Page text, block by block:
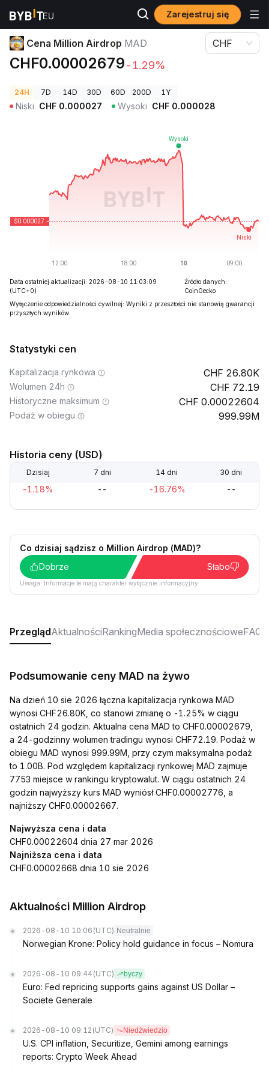
Zarejestruj się
Ceny kryptowalut Cena Million Airdrop MAD
Cena Million Airdrop MAD
CHF0.00002679-1.29%
CHF
24H 7D 14D 30D 60D 200D 1Y
Niski CHF 0.000027 Wysoki CHF 0.000028
Data ostatniej aktualizacji: 2026-08-10 11:03:09
(UTC+0)
Źródło danych:
CoinGecko
Wyłączenie odpowiedzialności cywilnej: Wyniki z przeszłości nie stanowią gwarancji
przyszłych wyników.
Statystyki cen
Kapitalizacja rynkowa 26.80K
Wolumen 24h 72.19
Historyczne maksimum 0.00022604
Podaż w obiegu 999.99M
Historia ceny (USD)
Dzisiaj 7 dni 14 dni 30 dni
-1.18% -- -16.76% --
Co dzisiaj sądzisz o Million Airdrop (MAD)?
Dobrze
Słabo
Uwaga: Informacje te mają charakter wyłącznie informacyjny.
PrzeglądAktualnościRankingMedia społecznościoweFAQ
Podsumowanie ceny MAD na żywo
Na dzień 10 sie 2026 łączna kapitalizacja rynkowa MAD
wynosi CHF26.80K, co stanowi zmianę o -1.25% w ciągu
ostatnich 24 godzin. Aktualna cena MAD to CHF0.00002679,
a 24-godzinny wolumen tradingu wynosi CHF72.19. Podaż w
obiegu MAD wynosi 999.99M, przy czym maksymalna podaż
to 1.00B. Pod względem kapitalizacji rynkowej MAD zajmuje
7753 miejsce w rankingu kryptowalut. W ciągu ostatnich 24
godzin najwyższy kurs MAD wyniósł CHF0.00002776, a
najniższy CHF0.00002667.
Najwyższa cena i data
CHF0.00022604 dnia 27 mar 2026
Najniższa cena i data
CHF0.00002668 dnia 10 sie 2026
Aktualności Million Airdrop
2026-08-10 10:06 (UTC) Neutralnie
Norwegian Krone: Policy hold guidance in focus – Nomura
2026-08-10 09:44 (UTC) byczy
Euro: Fed repricing supports gains against US Dollar –
Societe Generale
2026-08-10 09:12 (UTC) Niedźwiedzio
U.S. CPI inflation, Securitize, Gemini among earnings
reports: Crypto Week Ahead